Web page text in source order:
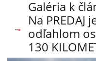
Galéria k
Na PREDAJ
odľahlom
130